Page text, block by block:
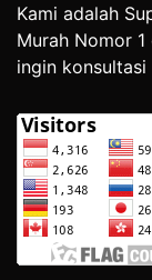
Kami adalah
Murah Nomor
ingin konsultasi